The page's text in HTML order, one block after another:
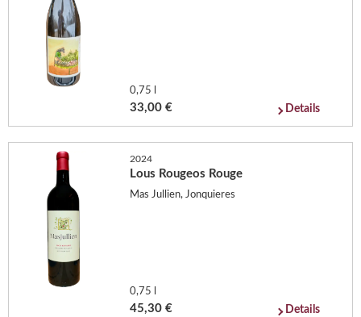
0,75 l
33,00 € Details
2024
Lous Rougeos Rouge
Mas Jullien, Jonquieres
0,75 l
45,30 € Details